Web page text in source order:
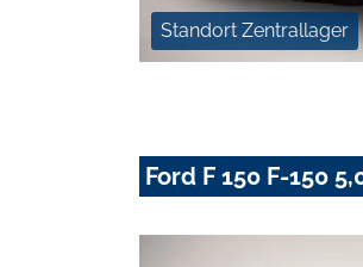
Standort Zentrallager
Ford F 150 F-150